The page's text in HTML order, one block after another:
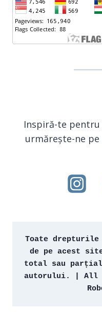
Inspiră-te
urmărește-ne
Toate
de pe acest
total sau
autorului. | All